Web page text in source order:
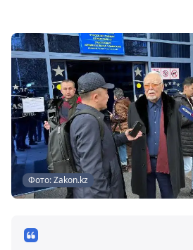
Фото: Zakon.kz